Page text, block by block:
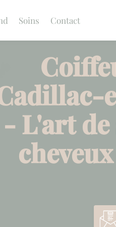
Soins Contact
- L'art